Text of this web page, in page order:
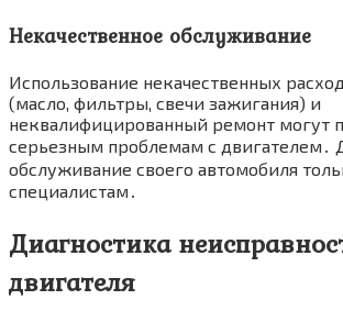
Некачественное обслуживание
Использование некачественных
(масло, фильтры, свечи зажигания) и
неквалифицированный ремонт могут
серьезным проблемам с двигателем․
обслуживание своего автомобиля
специалистам․
Диагностика
двигателя